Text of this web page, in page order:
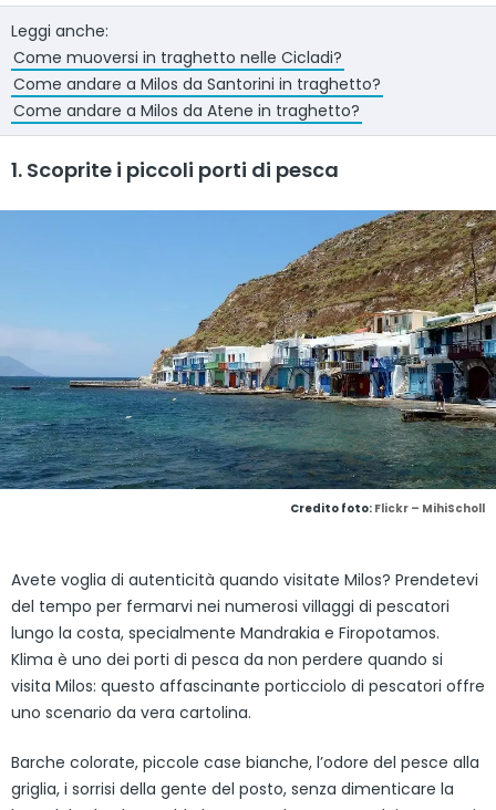
Leggi anche:
Come muoversi in traghetto nelle Cicladi?
Come andare a Milos da Santorini in traghetto?
Come andare a Milos da Atene in traghetto?
1. Scoprite i piccoli porti di pesca
Credito foto: Flickr – MihiScholl
Avete voglia di autenticità quando visitate Milos? Prendetevi
del tempo per fermarvi nei numerosi villaggi di pescatori
lungo la costa, specialmente Mandrakia e Firopotamos.
Klima è uno dei porti di pesca da non perdere quando si
visita Milos: questo affascinante porticciolo di pescatori offre
uno scenario da vera cartolina.
Barche colorate, piccole case bianche, l’odore del pesce alla
griglia, i sorrisi della gente del posto, senza dimenticare la